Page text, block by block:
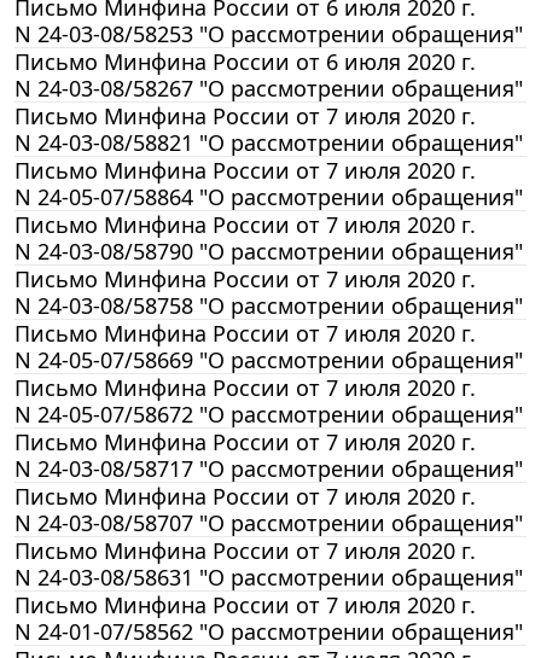
Письмо Минфина России от 6 июля 2020 г.
N 24-03-08/58253 "О рассмотрении обращения"
Письмо Минфина России от 6 июля 2020 г.
N 24-03-08/58267 "О рассмотрении обращения"
Письмо Минфина России от 7 июля 2020 г.
N 24-03-08/58821 "О рассмотрении обращения"
Письмо Минфина России от 7 июля 2020 г.
N 24-05-07/58864 "О рассмотрении обращения"
Письмо Минфина России от 7 июля 2020 г.
N 24-03-08/58790 "О рассмотрении обращения"
Письмо Минфина России от 7 июля 2020 г.
N 24-03-08/58758 "О рассмотрении обращения"
Письмо Минфина России от 7 июля 2020 г.
N 24-05-07/58669 "О рассмотрении обращения"
Письмо Минфина России от 7 июля 2020 г.
N 24-05-07/58672 "О рассмотрении обращения"
Письмо Минфина России от 7 июля 2020 г.
N 24-03-08/58717 "О рассмотрении обращения"
Письмо Минфина России от 7 июля 2020 г.
N 24-03-08/58707 "О рассмотрении обращения"
Письмо Минфина России от 7 июля 2020 г.
N 24-03-08/58631 "О рассмотрении обращения"
Письмо Минфина России от 7 июля 2020 г.
N 24-01-07/58562 "О рассмотрении обращения"